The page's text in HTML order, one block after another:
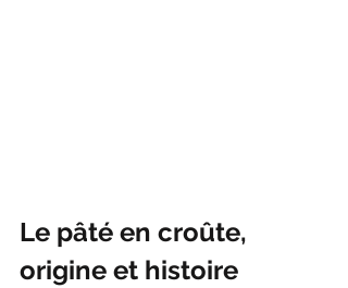
Le pâté en croûte,
origine et histoire